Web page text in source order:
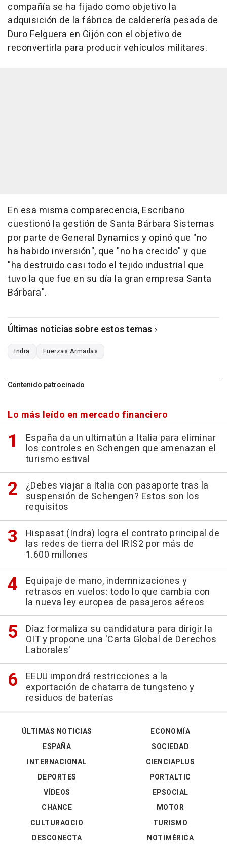
compañía se ha fijado como objetivo la
adquisición de la fábrica de calderería pesada de
Duro Felguera en Gijón con el objetivo de
reconvertirla para producir vehículos militares.
En esa misma comparecencia, Escribano
cuestionó la gestión de Santa Bárbara Sistemas
por parte de General Dynamics y opinó que "no
ha habido inversión", que "no ha crecido" y que
"ha destruido casi todo el tejido industrial que
tuvo la que fue en su día la gran empresa Santa
Bárbara".
Últimas noticias sobre estos temas
Indra Fuerzas Armadas
Contenido patrocinado
Lo más leído en mercado financiero
España da un ultimatún a Italia para eliminar
los controles en Schengen que amenazan el
turismo estival
¿Debes viajar a Italia con pasaporte tras la
suspensión de Schengen? Estos son los
requisitos
Hispasat (Indra) logra el contrato principal de
las redes de tierra del IRIS2 por más de
1.600 millones
Equipaje de mano, indemnizaciones y
retrasos en vuelos: todo lo que cambia con
la nueva ley europea de pasajeros aéreos
Díaz formaliza su candidatura para dirigir la
OIT y propone una 'Carta Global de Derechos
Laborales'
EEUU impondrá restricciones a la
exportación de chatarra de tungsteno y
residuos de baterías
ÚLTIMAS NOTICIAS
ESPAÑA
INTERNACIONAL
DEPORTES
VÍDEOS
ECONOMÍA
SOCIEDAD
CIENCIAPLUS
PORTALTIC
EPSOCIAL
CHANCE
CULTURAOCIO
DESCONECTA
MOTOR
TURISMO
NOTIMÉRICA